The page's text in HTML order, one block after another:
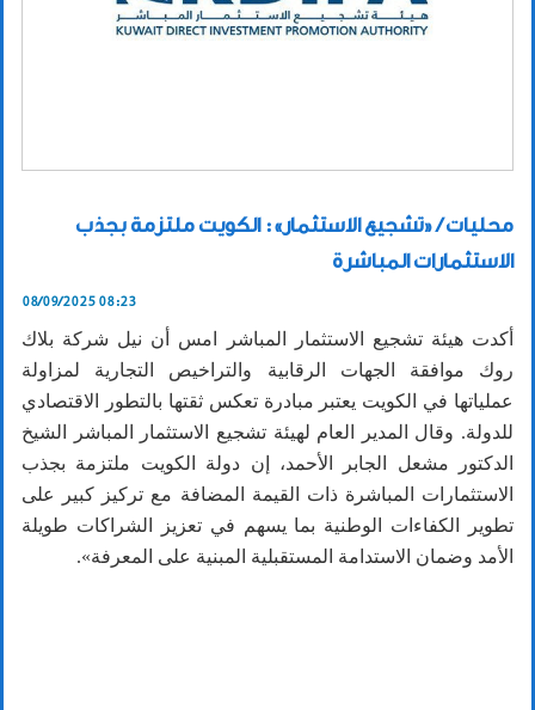
محليات / «تشجيع الاستثمار»: الكويت ملتزمة بجذب
الاستثمارات المباشرة
08/09/2025 08:23
أكدت هيئة تشجيع الاستثمار المباشر امس أن نيل شركة بلاك
روك موافقة الجهات الرقابية والتراخيص التجارية لمزاولة
عملياتها في الكويت يعتبر مبادرة تعكس ثقتها بالتطور الاقتصادي
للدولة. وقال المدير العام لهيئة تشجيع الاستثمار المباشر الشيخ
الدكتور مشعل الجابر الأحمد، إن دولة الكويت ملتزمة بجذب
الاستثمارات المباشرة ذات القيمة المضافة مع تركيز كبير على
تطوير الكفاءات الوطنية بما يسهم في تعزيز الشراكات طويلة
الأمد وضمان الاستدامة المستقبلية المبنية على المعرفة».